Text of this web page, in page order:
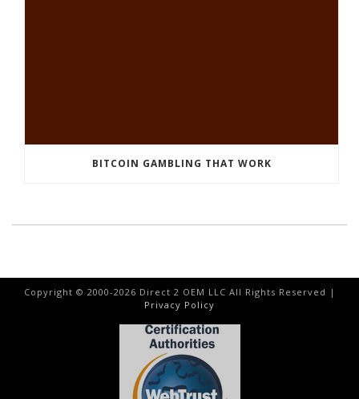
BITCOIN GAMBLING THAT WORK
Copyright © 2000-2026 Direct 2 OEM LLC All Rights Reserved |
Privacy Policy